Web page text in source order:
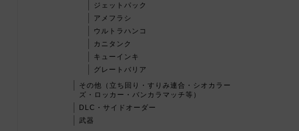
ジェットパック
アメフラシ
ウルトラハンコ
カニタンク
キューインキ
グレートバリア
その他（立ち回り・すりみ連合・シオカラー
ズ・ロッカー・バンカラマッチ等）
DLC・サイドオーダー
武器